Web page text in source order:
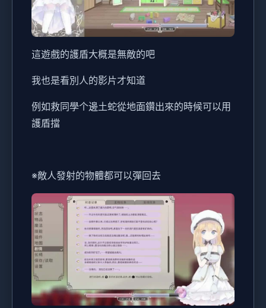
這遊戲的護盾大概是無敵的吧
我也是看別人的影片才知道
例如救同學个邊土蛇從地面鑽出來的時候可以用
護盾擋
※敵人發射的物體都可以彈回去